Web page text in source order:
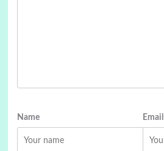
Name Email